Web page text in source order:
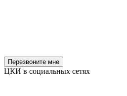
Перезвоните мне
ЦКИ в социальных сетях